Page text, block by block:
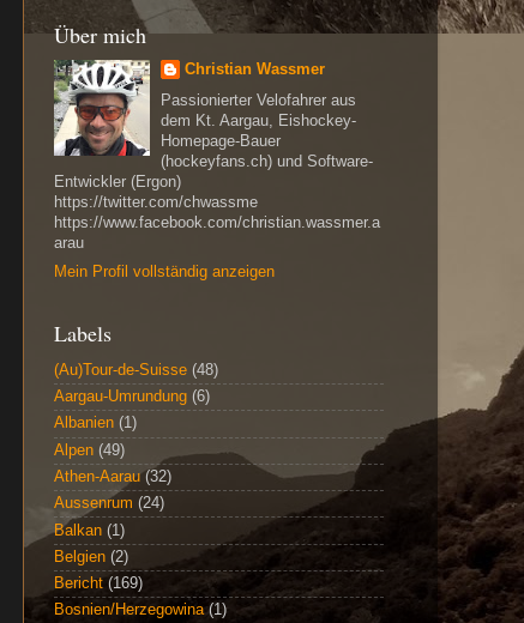
Über mich
Christian Wassmer
Passionierter Velofahrer aus
dem Kt. Aargau, Eishockey-
Homepage-Bauer
(hockeyfans.ch) und Software-
Entwickler (Ergon)
https://twitter.com/chwassme
https://www.facebook.com/christian.wassmer.a
arau
Mein Profil vollständig anzeigen
Labels
(Au)Tour-de-Suisse (48)
Aargau-Umrundung (6)
Albanien (1)
Alpen (49)
Athen-Aarau (32)
Aussenrum (24)
Balkan (1)
Belgien (2)
Bericht (169)
Bosnien/Herzegowina (1)